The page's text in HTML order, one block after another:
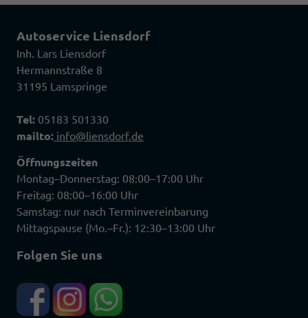
Autoservice Liensdorf
Inh. Lars Liensdorf
Hermannstraße 8
31195 Lamspringe
Tel: 05183 501330
mailto: info@liensdorf.de
Öffnungszeiten
Montag–Donnerstag: 08:00–17:00 Uhr
Freitag: 08:00–16:00 Uhr
Samstag: nur nach Terminvereinbarung
Mittagspause (Mo.–Fr.): 12:30–13:00 Uhr
Folgen Sie uns